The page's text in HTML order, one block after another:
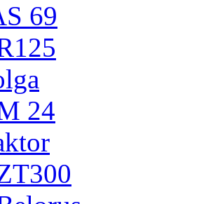
69
24